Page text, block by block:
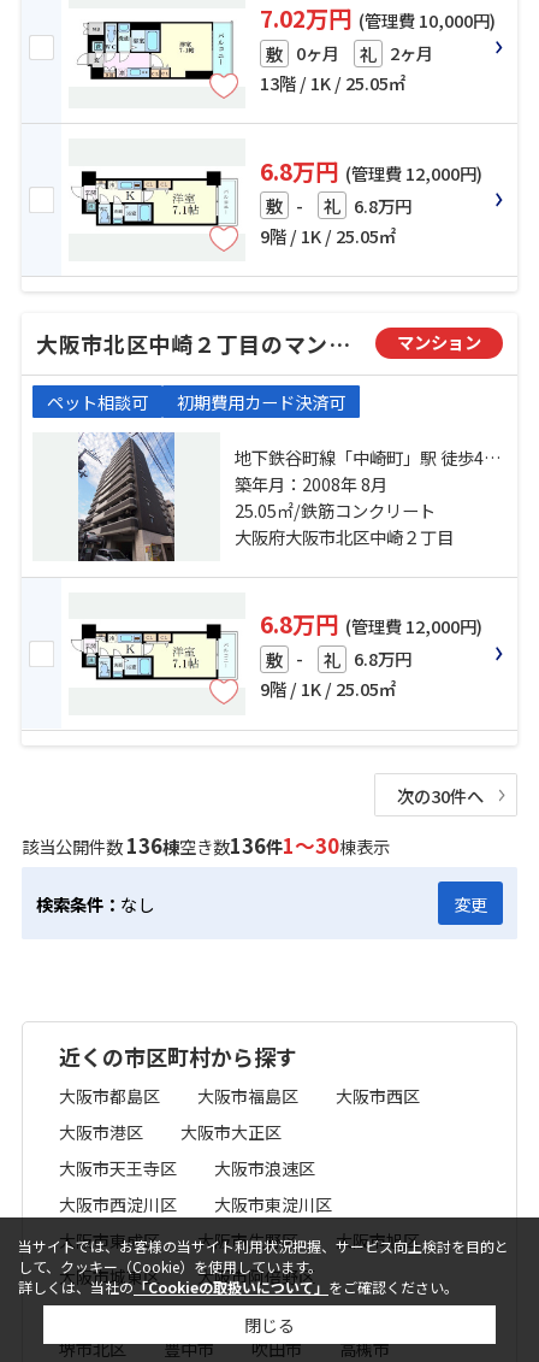
7.02万円 (管理費 10,000円)
敷 0ヶ月 礼 2ヶ月
13階 / 1K / 25.05㎡
6.8万円 (管理費 12,000円)
敷 - 礼 6.8万円
9階 / 1K / 25.05㎡
大阪市北区中崎２丁目のマンション マンション
ペット相談可 初期費用カード決済可
地下鉄谷町線「中崎町」駅 徒歩4分
地下鉄堺筋線「天神橋筋六丁目」
駅 徒歩5分 阪急神戸本線「大阪梅
田」駅 徒歩15分
築年月：2008年 8月
25.05㎡/鉄筋コンクリート
大阪府大阪市北区中崎２丁目
6.8万円 (管理費 12,000円)
敷 - 礼 6.8万円
9階 / 1K / 25.05㎡
次の30件へ
該当公開件数136棟空き数136件1～30棟表示
検索条件： なし 変更
近くの市区町村から探す
大阪市都島区 大阪市福島区
大阪市西区
大阪市港区
大阪市大正区
大阪市天王寺区
大阪市浪速区
大阪市西淀川区
大阪市東淀川区
大阪市東成区
大阪市生野区
大阪市旭区
大阪市城東区
大阪市阿倍野区
大阪市淀川区
大阪市中央区
堺市堺区
堺市北区
豊中市 吹田市 高槻市
当サイトでは、お客様の当サイト利用状況把握、サービス向上検討を目的と
して、クッキー（Cookie）を使用しています。
詳しくは、当社の「Cookieの取扱いについて」 をご確認ください。
閉じる